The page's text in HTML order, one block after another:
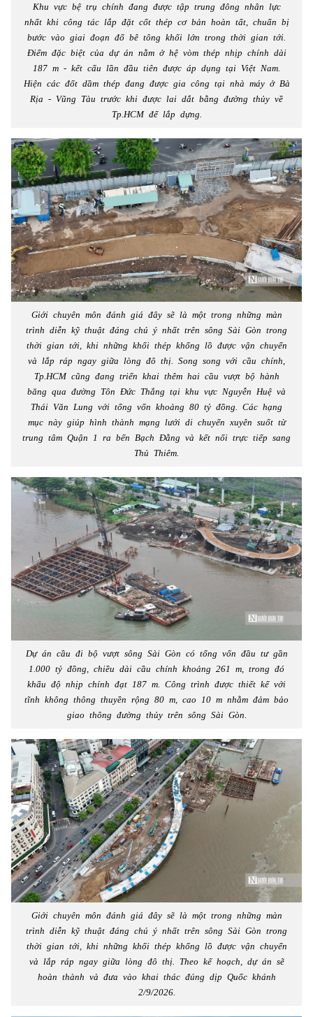
Khu vực bệ trụ chính đang được tập trung đông nhân lực
nhất khi công tác lắp đặt cốt thép cơ bản hoàn tất, chuẩn bị
bước vào giai đoạn đổ bê tông khối lớn trong thời gian tới.
Điểm đặc biệt của dự án nằm ở hệ vòm thép nhịp chính dài
187 m - kết cấu lần đầu tiên được áp dụng tại Việt Nam.
Hiện các đốt dầm thép đang được gia công tại nhà máy ở Bà
Rịa - Vũng Tàu trước khi được lai dắt bằng đường thủy về
Tp.HCM để lắp dựng.
Giới chuyên môn đánh giá đây sẽ là một trong những màn
trình diễn kỹ thuật đáng chú ý nhất trên sông Sài Gòn trong
thời gian tới, khi những khối thép khổng lồ được vận chuyển
và lắp ráp ngay giữa lòng đô thị. Song song với cầu chính,
Tp.HCM cũng đang triển khai thêm hai cầu vượt bộ hành
băng qua đường Tôn Đức Thắng tại khu vực Nguyễn Huệ và
Thái Văn Lung với tổng vốn khoảng 80 tỷ đồng. Các hạng
mục này giúp hình thành mạng lưới di chuyển xuyên suốt từ
trung tâm Quận 1 ra bến Bạch Đằng và kết nối trực tiếp sang
Thủ Thiêm.
Dự án cầu đi bộ vượt sông Sài Gòn có tổng vốn đầu tư gần
1.000 tỷ đồng, chiều dài cầu chính khoảng 261 m, trong đó
khẩu độ nhịp chính đạt 187 m. Công trình được thiết kế với
tĩnh không thông thuyền rộng 80 m, cao 10 m nhằm đảm bảo
giao thông đường thủy trên sông Sài Gòn.
Giới chuyên môn đánh giá đây sẽ là một trong những màn
trình diễn kỹ thuật đáng chú ý nhất trên sông Sài Gòn trong
thời gian tới, khi những khối thép khổng lồ được vận chuyển
và lắp ráp ngay giữa lòng đô thị. Theo kế hoạch, dự án sẽ
hoàn thành và đưa vào khai thác đúng dịp Quốc khánh
2/9/2026.